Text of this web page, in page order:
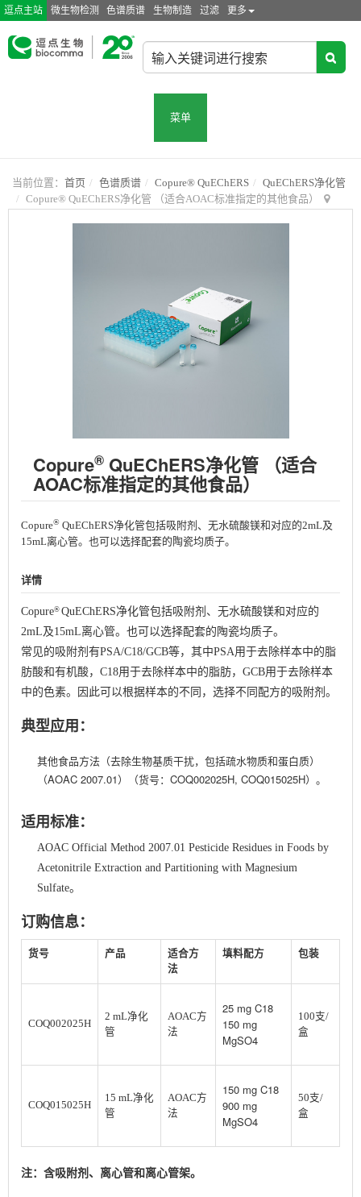
逗点主站 微生物检测 色谱质谱 生物制造 过滤 更多
菜单
当前位置： 首页 色谱质谱 Copure® QuEChERS
QuEChERS净化管
Copure® QuEChERS净化管 （适合AOAC标准指定的其他食品）
Copure® QuEChERS净化管 （适合
AOAC标准指定的其他食品）
Copure® QuEChERS净化管包括吸附剂、无水硫酸镁和对应的2mL及
15mL离心管。也可以选择配套的陶瓷均质子。
详情
Copure® QuEChERS净化管包括吸附剂、无水硫酸镁和对应的
2mL及15mL离心管。也可以选择配套的陶瓷均质子。
常见的吸附剂有PSA/C18/GCB等，其中PSA用于去除样本中的脂
肪酸和有机酸，C18用于去除样本中的脂肪，GCB用于去除样本
中的色素。因此可以根据样本的不同，选择不同配方的吸附剂。
典型应用：
其他食品方法（去除生物基质干扰，包括疏水物质和蛋白质）
（AOAC 2007.01）（货号：COQ002025H, COQ015025H）。
适用标准：
AOAC Official Method 2007.01 Pesticide Residues in Foods by
Acetonitrile Extraction and Partitioning with Magnesium
Sulfate。
订购信息：
货号 产品
适合方
法
填料配方 包装
COQ002025H
2 mL净化
管
AOAC方
法
25 mg C18
150 mg
MgSO4
100支/
盒
COQ015025H
15 mL净化
管
AOAC方
法
150 mg C18
900 mg
MgSO4
50支/
盒
注：含吸附剂、离心管和离心管架。